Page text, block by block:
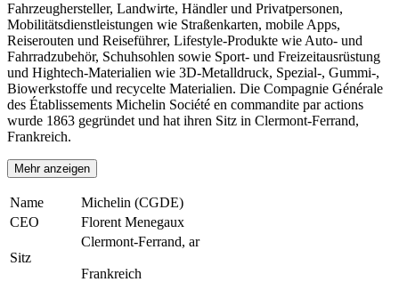
Fahrzeughersteller, Landwirte, Händler und Privatpersonen,
Mobilitätsdienstleistungen wie Straßenkarten, mobile Apps,
Reiserouten und Reiseführer, Lifestyle-Produkte wie Auto- und
Fahrradzubehör, Schuhsohlen sowie Sport- und Freizeitausrüstung
und Hightech-Materialien wie 3D-Metalldruck, Spezial-, Gummi-,
Biowerkstoffe und recycelte Materialien. Die Compagnie Générale
des Établissements Michelin Société en commandite par actions
wurde 1863 gegründet und hat ihren Sitz in Clermont-Ferrand,
Frankreich.
Mehr anzeigen
Name
Michelin (CGDE)
CEO
Florent Menegaux
Sitz
Clermont-Ferrand, ar
Frankreich